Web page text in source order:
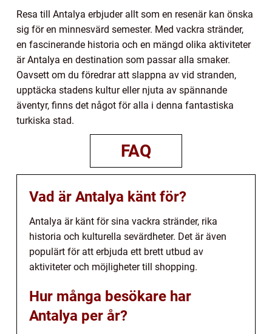
Resa till Antalya erbjuder allt som en resenär kan önska
sig för en minnesvärd semester. Med vackra stränder,
en fascinerande historia och en mängd olika aktiviteter
är Antalya en destination som passar alla smaker.
Oavsett om du föredrar att slappna av vid stranden,
upptäcka stadens kultur eller njuta av spännande
äventyr, finns det något för alla i denna fantastiska
turkiska stad.
FAQ
Vad är Antalya känt för?
Antalya är känt för sina vackra stränder, rika
historia och kulturella sevärdheter. Det är även
populärt för att erbjuda ett brett utbud av
aktiviteter och möjligheter till shopping.
Hur många besökare har
Antalya per år?